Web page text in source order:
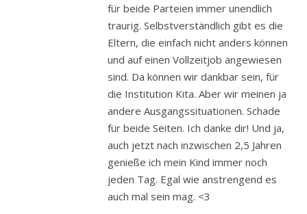
für beide Parteien immer unendlich
traurig. Selbstverständlich gibt es die
Eltern, die einfach nicht anders können
und auf einen Vollzeitjob angewiesen
sind. Da können wir dankbar sein, für
die Institution Kita. Aber wir meinen ja
andere Ausgangssituationen. Schade
für beide Seiten. Ich danke dir! Und ja,
auch jetzt nach inzwischen 2,5 Jahren
genieße ich mein Kind immer noch
jeden Tag. Egal wie anstrengend es
auch mal sein mag. <3